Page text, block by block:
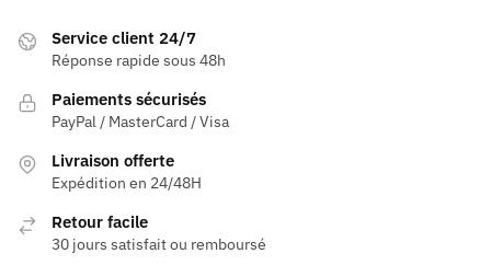
Service client 24/7
Réponse rapide sous 48h
Paiements sécurisés
PayPal / MasterCard / Visa
Livraison offerte
Expédition en 24/48H
Retour facile
30 jours satisfait ou remboursé